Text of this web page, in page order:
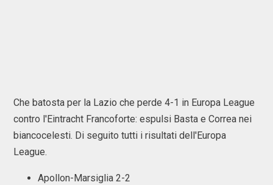
Che batosta per la Lazio che perde 4-1 in Europa League
contro l'Eintracht Francoforte: espulsi Basta e Correa nei
biancocelesti. Di seguito tutti i risultati dell'Europa
League.
Apollon-Marsiglia 2-2